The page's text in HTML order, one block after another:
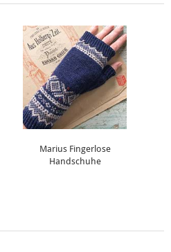
Marius Fingerlose
Handschuhe